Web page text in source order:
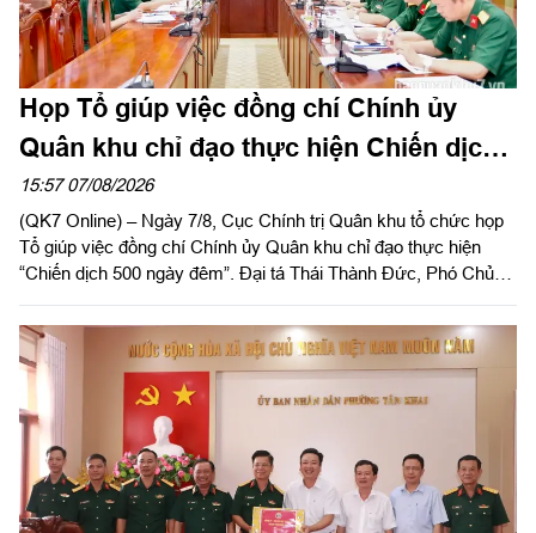
Họp Tổ giúp việc đồng chí Chính ủy
Quân khu chỉ đạo thực hiện Chiến dịch
500 ngày đêm
15:57 07/08/2026
(QK7 Online) – Ngày 7/8, Cục Chính trị Quân khu tổ chức họp
Tổ giúp việc đồng chí Chính ủy Quân khu chỉ đạo thực hiện
“Chiến dịch 500 ngày đêm”. Đại tá Thái Thành Đức, Phó Chủ